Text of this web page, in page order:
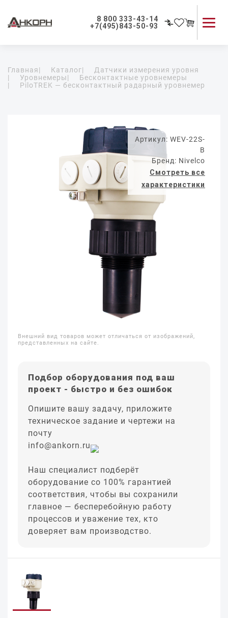
8 800 333-43-14
+7(495)843-50-93
Применение приборов
Как мы работаем
Главная| Каталог|
Датчики измерения уровня
|
Уровнемеры|
Бесконтактные уровнемеры
|
PiloTREK — бесконтактный радарный уровнемер
Артикул: WEV-22S-
B
Бренд: Nivelco
Смотреть все
характеристики
Внешний вид товаров может отличаться от изображений,
представленных на сайте.
Подбор оборудования под ваш
проект - быстро и без ошибок
Опишите вашу задачу, приложите
техническое задание и чертежи на
почту
info@ankorn.ru
Наш специалист подберёт
оборудование со 100% гарантией
соответствия, чтобы вы сохранили
главное — бесперебойную работу
процессов и уважение тех, кто
доверяет вам производство.